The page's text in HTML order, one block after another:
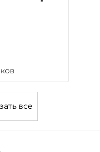
все